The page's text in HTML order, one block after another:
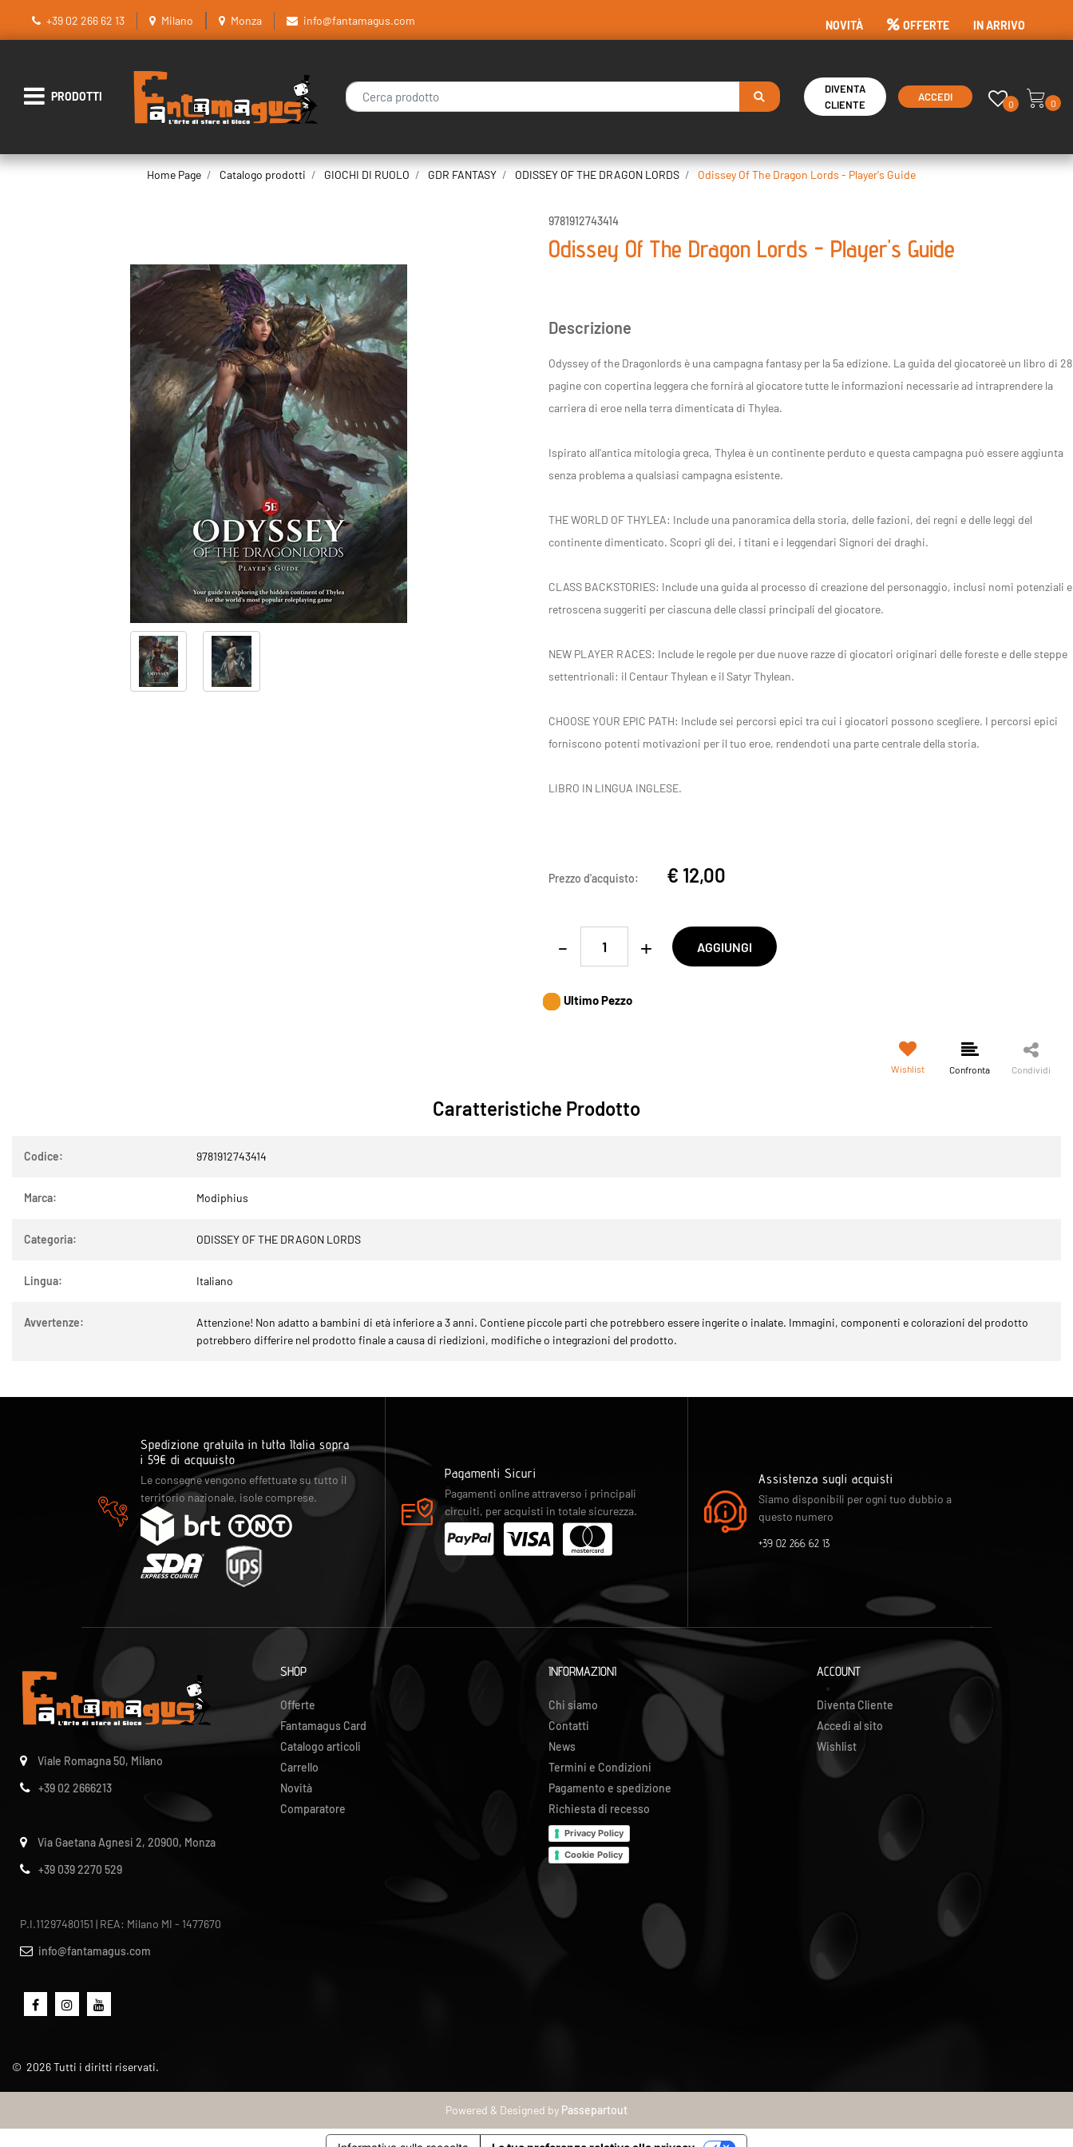
+39 02 266 62 13 Milano Monza info@fantamagus.com NOVITÀ OFFERTE IN ARRIVO
Open menu La modifica di un filtro aggiorna automaticamente gli altri filtri disponibili.
DIVENTA
CLIENTE
ACCEDI
0 0
Home Page Catalogo prodotti GIOCHI DI RUOLO GDR FANTASY ODISSEY OF THE DRAGON LORDS Odissey Of The Dragon Lords - Player's Guide
9781912743414
Odissey Of The Dragon Lords - Player's Guide
Descrizione
Odyssey of the Dragonlords è una campagna fantasy per la 5a edizione. La guida del giocatoreè un libro di 28
pagine con copertina leggera che fornirà al giocatore tutte le informazioni necessarie ad intraprendere la
carriera di eroe nella terra dimenticata di Thylea.
Ispirato all'antica mitologia greca, Thylea è un continente perduto e questa campagna può essere aggiunta
senza problema a qualsiasi campagna esistente.
THE WORLD OF THYLEA: Include una panoramica della storia, delle fazioni, dei regni e delle leggi del
continente dimenticato. Scopri gli dei, i titani e i leggendari Signori dei draghi.
CLASS BACKSTORIES: Include una guida al processo di creazione del personaggio, inclusi nomi potenziali e
retroscena suggeriti per ciascuna delle classi principali del giocatore.
NEW PLAYER RACES: Include le regole per due nuove razze di giocatori originari delle foreste e delle steppe
settentrionali: il Centaur Thylean e il Satyr Thylean.
CHOOSE YOUR EPIC PATH: Include sei percorsi epici tra cui i giocatori possono scegliere. I percorsi epici
forniscono potenti motivazioni per il tuo eroe, rendendoti una parte centrale della storia.
LIBRO IN LINGUA INGLESE.
Prezzo d'acquisto: € 12,00
Quantità
AGGIUNGI
Ultimo Pezzo
Wishlist Confronta Condividi
Caratteristiche Prodotto
Codice: 9781912743414
Marca: Modiphius
Categoria: ODISSEY OF THE DRAGON LORDS
Lingua: Italiano
Avvertenze:
Attenzione! Non adatto a bambini di età inferiore a 3 anni. Contiene piccole parti che potrebbero essere ingerite o inalate. Immagini, componenti e colorazioni del prodotto
potrebbero differire nel prodotto finale a causa di riedizioni, modifiche o integrazioni del prodotto.
Spedizione gratuita in tutta Italia sopra
i 59€ di acquuisto
Le consegne vengono effettuate su tutto il
territorio nazionale, isole comprese.
Pagamenti Sicuri
Pagamenti online attraverso i principali
circuiti, per acquisti in totale sicurezza.
Assistenza sugli acquisti
Siamo disponibili per ogni tuo dubbio a
questo numero
+39 02 266 62 13
Viale Romagna 50, Milano
+39 02 2666213
Via Gaetana Agnesi 2, 20900, Monza
+39 039 2270 529
P.I.11297480151 | REA: Milano MI - 1477670
info@fantamagus.com
SHOP
Offerte
Fantamagus Card
Catalogo articoli
Carrello
Novità
Comparatore
INFORMAZIONI
Chi siamo
Contatti
News
Termini e Condizioni
Pagamento e spedizione
Richiesta di recesso
Privacy Policy
Cookie Policy
ACCOUNT
Diventa Cliente
Accedi al sito
Wishlist
© 2026Tutti i diritti riservati.
Powered & Designed by Passepartout